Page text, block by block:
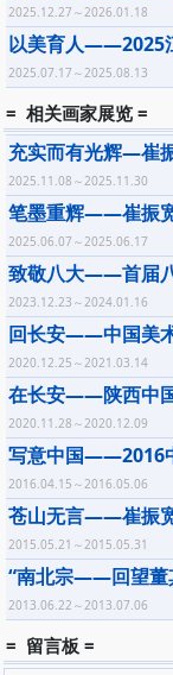
2025.12.27～2026.01.18
以美育人——2025
2025.07.17～2025.08.13
= 相关画家展览 =
充实而有光辉—崔
2025.11.08～2025.11.30
笔墨重辉——崔振
2025.06.07～2025.06.17
致敬八大——首届
2023.12.23～2024.01.16
回长安——中国美
2020.12.25～2021.03.14
在长安——陕西中
2020.11.28～2020.12.09
写意中国——2016
2016.04.15～2016.05.06
苍山无言——崔振
2015.05.21～2015.05.31
“南北宗——回望董
2013.06.22～2013.07.06
= 留言板 =